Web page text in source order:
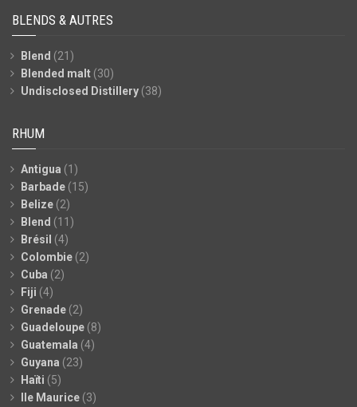
BLENDS & AUTRES
Blend (21)
Blended malt (30)
Undisclosed Distillery (38)
RHUM
Antigua (1)
Barbade (15)
Belize (2)
Blend (11)
Brésil (4)
Colombie (2)
Cuba (2)
Fiji (4)
Grenade (2)
Guadeloupe (8)
Guatemala (4)
Guyana (23)
Haïti (5)
Ile Maurice (3)